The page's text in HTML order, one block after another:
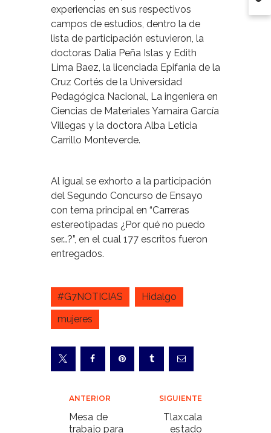
experiencias en sus respectivos
campos de estudios, dentro la de
lista de participación estuvieron, la
doctoras Dalia Peña Islas y Edith
Lima Baez, la licenciada Epifania de la
Cruz Cortés de la Universidad
Pedagógica Nacional, La ingeniera en
Ciencias de Materiales Yamaira García
Villegas y la doctora Alba Leticia
Carrillo Monteverde.
Al igual se exhorto a la participación
del Segundo Concurso de Ensayo
con tema principal en “Carreras
estereotipadas ¿Por qué no puedo
ser…?”, en el cual 177 escritos fueron
entregados.
#G7NOTICIAS
Hidalgo
mujeres
Navegación
de
ANTERIOR
Mesa de
trabajo para
SIGUIENTE
Tlaxcala
estado